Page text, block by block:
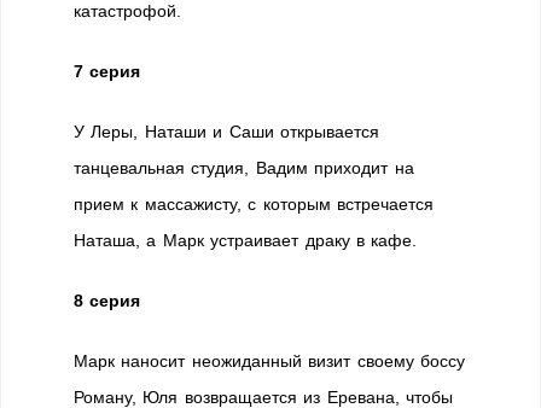
катастрофой.
7 серия
У Леры, Наташи и Саши открывается
танцевальная студия, Вадим приходит на
прием к массажисту, с которым встречается
Наташа, а Марк устраивает драку в кафе.
8 серия
Марк наносит неожиданный визит своему боссу
Роману, Юля возвращается из Еревана, чтобы